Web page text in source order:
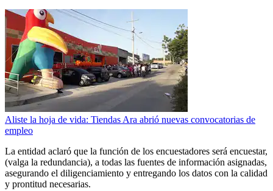
Aliste la hoja de vida: Tiendas Ara abrió nuevas convocatorias de
empleo
La entidad aclaró que la función de los encuestadores será encuestar,
(valga la redundancia), a todas las fuentes de información asignadas,
asegurando el diligenciamiento y entregando los datos con la calidad
y prontitud necesarias.